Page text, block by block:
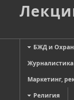
БЖД и
Журналистика
Маркетинг,
Религия